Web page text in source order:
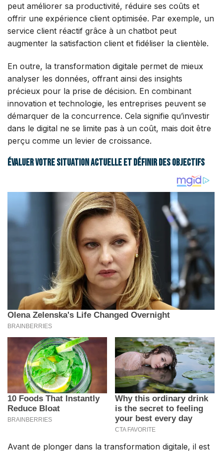
peut améliorer sa productivité, réduire ses coûts et
offrir une expérience client optimisée. Par exemple, un
service client réactif grâce à un chatbot peut
augmenter la satisfaction client et fidéliser la clientèle.
En outre, la transformation digitale permet de mieux
analyser les données, offrant ainsi des insights
précieux pour la prise de décision. En combinant
innovation et technologie, les entreprises peuvent se
démarquer de la concurrence. Cela signifie qu’investir
dans le digital ne se limite pas à un coût, mais doit être
perçu comme un levier de croissance.
Évaluer votre situation actuelle et définir des objectifs
Avant de plonger dans la transformation digitale, il est